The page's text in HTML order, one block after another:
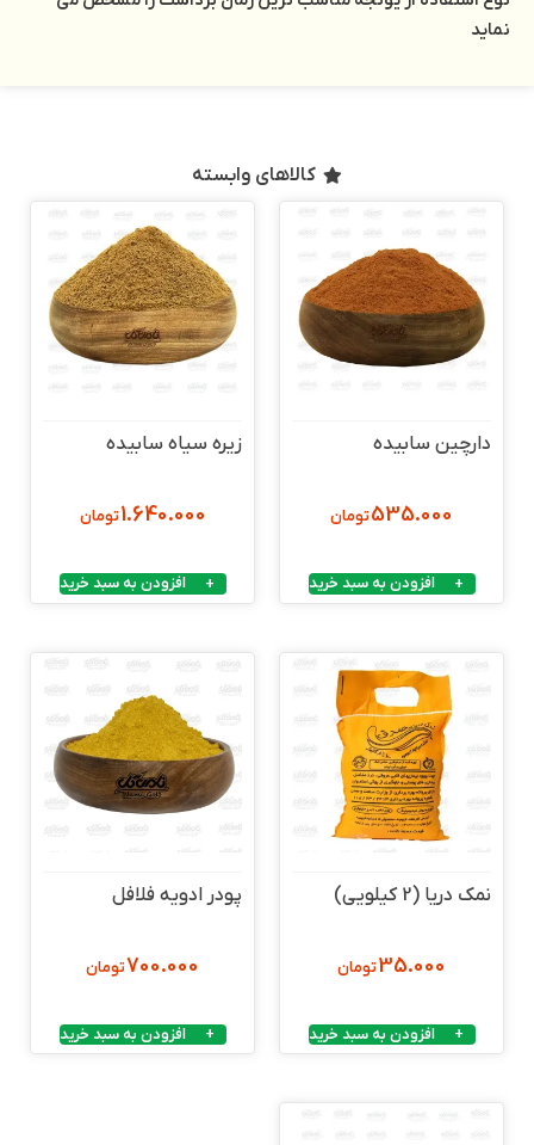
نماید
کالاهای وابسته
دارچین سابیده
535.000تومان
افزودن به سبد خرید
زیره سیاه سابیده
1.640.000تومان
افزودن به سبد خرید
نمک دریا (2 کیلویی)
35.000تومان
افزودن به سبد خرید
پودر ادویه فلافل
700.000تومان
افزودن به سبد خرید